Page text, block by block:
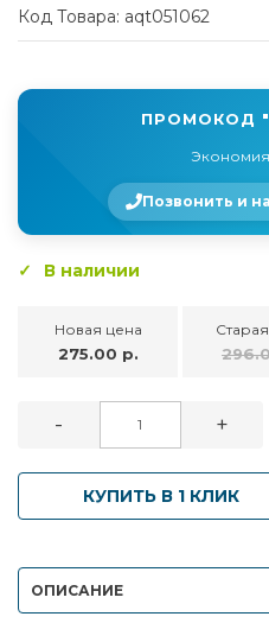
Код Товара: aqt051062
ПРОМОКОД
Экономия
Позвонить и
В наличии
Новая цена
275.00 р.
- +
КУПИТЬ В 1 КЛИК
ОПИСАНИЕ